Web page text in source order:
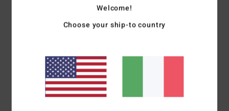
5.0/5
basato su1 recensioni verificatedal aprile 2026
Il 100% dei nostri clienti consiglia questo prodotto
Comfort
Welcome!
Choose your ship-to country